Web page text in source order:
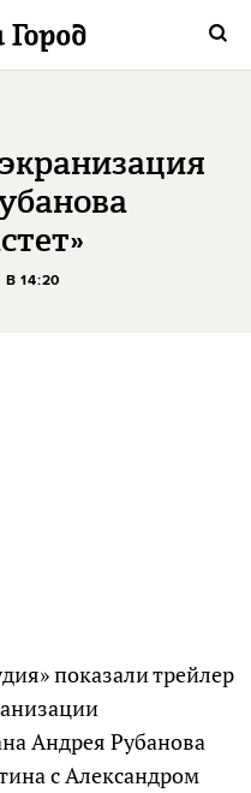
14:20
показали трейлер
Андрея Рубанова
с Александром